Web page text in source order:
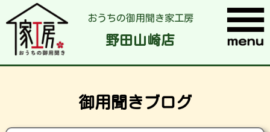
おうちの御用聞き家工房
野田山崎店
御用聞きブログ